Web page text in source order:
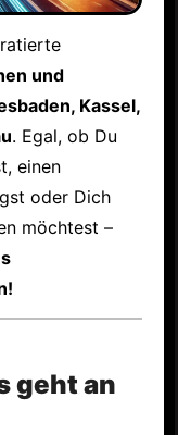
und
Kassel,
. Egal, ob Du
einen
oder Dich
möchtest –
geht an